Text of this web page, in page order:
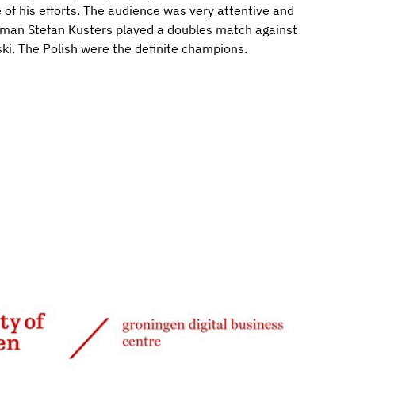
his efforts. The audience was very attentive and
Stefan Kusters played a doubles match against
The Polish were the definite champions.